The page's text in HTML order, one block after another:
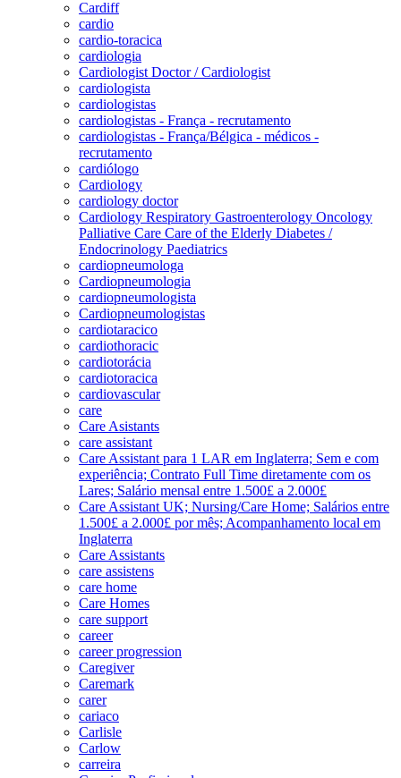
Cardiff
cardio
cardio-toracica
cardiologia
Cardiologist Doctor / Cardiologist
cardiologista
cardiologistas
cardiologistas - França - recrutamento
cardiologistas - França/Bélgica - médicos -
recrutamento
cardiólogo
Cardiology
cardiology doctor
Cardiology Respiratory Gastroenterology Oncology
Palliative Care Care of the Elderly Diabetes /
Endocrinology Paediatrics
cardiopneumologa
Cardiopneumologia
cardiopneumologista
Cardiopneumologistas
cardiotaracico
cardiothoracic
cardiotorácia
cardiotoracica
cardiovascular
care
Care Asistants
care assistant
Care Assistant para 1 LAR em Inglaterra; Sem e com
experiência; Contrato Full Time diretamente com os
Lares; Salário mensal entre 1.500£ a 2.000£
Care Assistant UK; Nursing/Care Home; Salários entre
1.500£ a 2.000£ por mês; Acompanhamento local em
Inglaterra
Care Assistants
care assistens
care home
Care Homes
care support
career
career progression
Caregiver
Caremark
carer
cariaco
Carlisle
Carlow
carreira